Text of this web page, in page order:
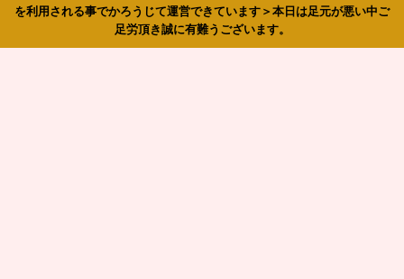
を利用される事でかろうじて運営できています＞本日は足元が悪い中ご
足労頂き誠に有難うございます。